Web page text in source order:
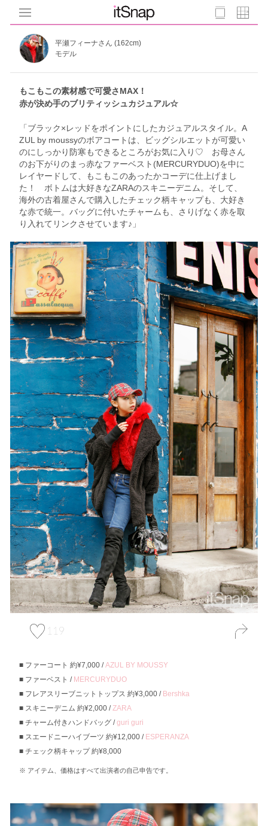
平瀬フィーナさん (162cm)
モデル
もこもこの素材感で可愛さMAX！
赤が決め手のブリティッシュカジュアル☆
「ブラック×レッドをポイントにしたカジュアルスタイル。A
ZUL by moussyのボアコートは、ビッグシルエットが可愛い
のにしっかり防寒もできるところがお気に入り♡ お母さん
のお下がりのまっ赤なファーベスト(MERCURYDUO)を中に
レイヤードして、もこもこのあったかコーデに仕上げまし
た！ ボトムは大好きなZARAのスキニーデニム。そして、
海外の古着屋さんで購入したチェック柄キャップも、大好き
な赤で統一。バッグに付いたチャームも、さりげなく赤を取
り入れてリンクさせています♪」
119
ファーコート 約¥7,000 /AZUL BY MOUSSY
ファーベスト / MERCURYDUO
フレアスリーブニットトップス 約¥3,000 / Bershka
スキニーデニム 約¥2,000 /ZARA
チャーム付きハンドバッグ /guri guri
スエードニーハイブーツ 約¥12,000 / ESPERANZA
チェック柄キャップ 約¥8,000
アイテム、価格はすべて出演者の自己申告です。